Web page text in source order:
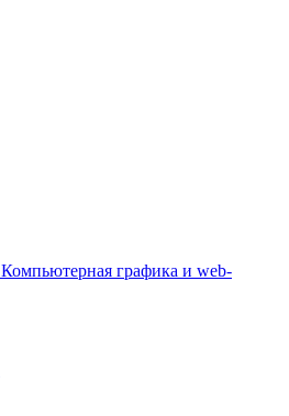
Компьютерная графика и web-